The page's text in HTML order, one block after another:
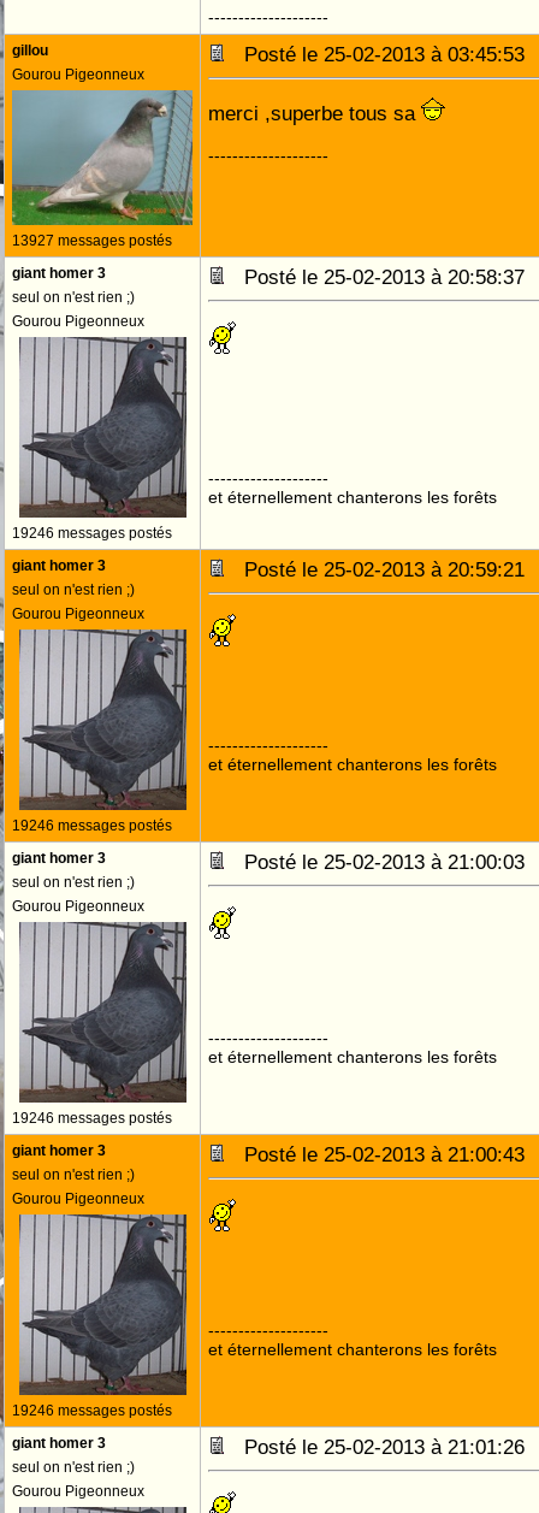
--------------------
gillou
Gourou Pigeonneux
13927 messages postés
Posté le 25-02-2013 à
merci ,superbe tous sa
--------------------
giant homer 3
seul on n'est rien ;)
Gourou Pigeonneux
19246 messages postés
Posté le 25-02-2013 à
--------------------
et éternellement chanterons les forêts
giant homer 3
seul on n'est rien ;)
Gourou Pigeonneux
19246 messages postés
Posté le 25-02-2013 à
--------------------
et éternellement chanterons les forêts
giant homer 3
seul on n'est rien ;)
Gourou Pigeonneux
19246 messages postés
Posté le 25-02-2013 à
--------------------
et éternellement chanterons les forêts
giant homer 3
seul on n'est rien ;)
Gourou Pigeonneux
19246 messages postés
Posté le 25-02-2013 à
--------------------
et éternellement chanterons les forêts
giant homer 3
seul on n'est rien ;)
Gourou Pigeonneux
Posté le 25-02-2013 à